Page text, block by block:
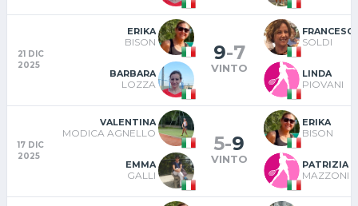
21 DIC
2025
ERIKA
BISON
BARBARA
LOZZA
9-7
VINTO
SOLDI
LINDA
PIOVANI
17 DIC
2025
VALENTINA
MODICA AGNELLO
EMMA
GALLI
5-9
VINTO
ERIKA
BISON
PATRIZIA
MAZZONI